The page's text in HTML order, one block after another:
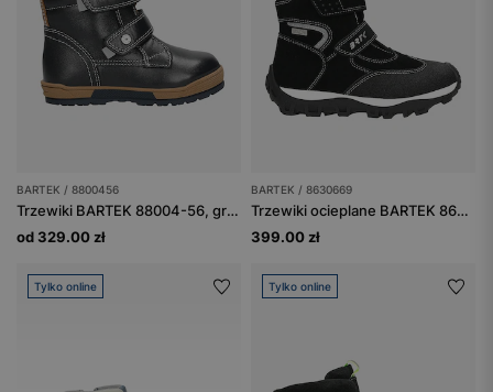
BARTEK / 8800456
Trzewiki BARTEK 88004-56, granatowe
od 329.00 zł
BARTEK / 8630669
Trzewiki ocieplane BARTEK 86306-69, czarno-białe
399.00 zł
Tylko online Tylko online